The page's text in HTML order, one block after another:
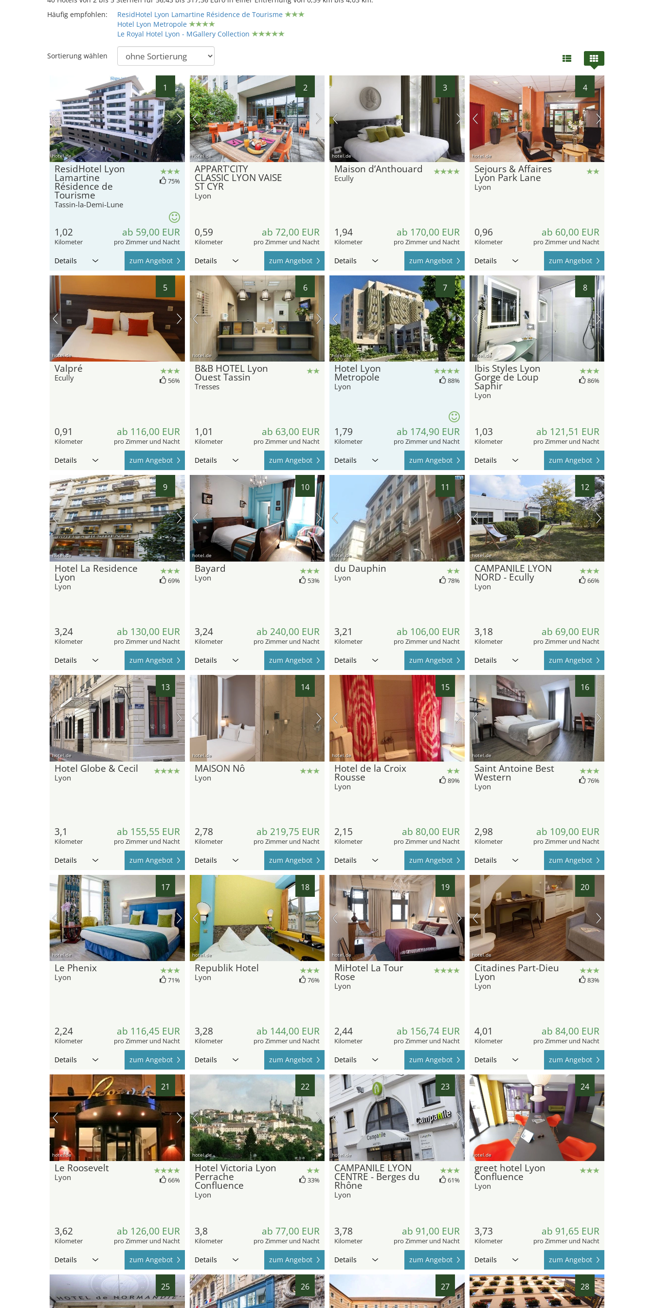
Häufig empfohlen:
ResidHotel Lyon Lamartine Résidence de Tourisme
Hotel Lyon Metropole
Le Royal Hotel Lyon - MGallery Collection
Sortierung wählen
1
hotel.de
ResidHotel Lyon
Lamartine
Résidence de
Tourisme
Tassin-la-Demi-Lune
75%
1,02
Kilometer
ab 59,00 EUR
pro Zimmer und Nacht
Details zum Angebot
2
hotel.de
APPART'CITY
CLASSIC LYON VAISE
ST CYR
Lyon
0,59
Kilometer
ab 72,00 EUR
pro Zimmer und Nacht
Details zum Angebot
3
hotel.de
Maison d’Anthouard
Ecully
1,94
Kilometer
ab 170,00 EUR
pro Zimmer und Nacht
Details zum Angebot
4
hotel.de
Sejours & Affaires
Lyon Park Lane
Lyon
0,96
Kilometer
ab 60,00 EUR
pro Zimmer und Nacht
Details zum Angebot
5
hotel.de
Valpré
Ecully 56%
0,91
Kilometer
ab 116,00 EUR
pro Zimmer und Nacht
Details zum Angebot
6
hotel.de
B&B HOTEL Lyon
Ouest Tassin
Tresses
1,01
Kilometer
ab 63,00 EUR
pro Zimmer und Nacht
Details zum Angebot
7
hotel.de
Hotel Lyon
Metropole
Lyon
88%
1,79
Kilometer
ab 174,90 EUR
pro Zimmer und Nacht
Details zum Angebot
8
hotel.de
Ibis Styles Lyon
Gorge de Loup
Saphir
Lyon
86%
1,03
Kilometer
ab 121,51 EUR
pro Zimmer und Nacht
Details zum Angebot
9
hotel.de
Hotel La Residence
Lyon
Lyon
69%
3,24
Kilometer
ab 130,00 EUR
pro Zimmer und Nacht
Details zum Angebot
10
hotel.de
Bayard
Lyon 53%
3,24
Kilometer
ab 240,00 EUR
pro Zimmer und Nacht
Details zum Angebot
11
hotel.de
du Dauphin
Lyon 78%
3,21
Kilometer
ab 106,00 EUR
pro Zimmer und Nacht
Details zum Angebot
12
hotel.de
CAMPANILE LYON
NORD - Ecully
Lyon
66%
3,18
Kilometer
ab 69,00 EUR
pro Zimmer und Nacht
Details zum Angebot
13
hotel.de
Hotel Globe & Cecil
Lyon
3,1
Kilometer
ab 155,55 EUR
pro Zimmer und Nacht
Details zum Angebot
14
hotel.de
MAISON Nô
Lyon
2,78
Kilometer
ab 219,75 EUR
pro Zimmer und Nacht
Details zum Angebot
15
hotel.de
Hotel de la Croix
Rousse
Lyon
89%
2,15
Kilometer
ab 80,00 EUR
pro Zimmer und Nacht
Details zum Angebot
16
hotel.de
Saint Antoine Best
Western
Lyon
76%
2,98
Kilometer
ab 109,00 EUR
pro Zimmer und Nacht
Details zum Angebot
17
hotel.de
Le Phenix
Lyon 71%
2,24
Kilometer
ab 116,45 EUR
pro Zimmer und Nacht
Details zum Angebot
18
hotel.de
Republik Hotel
Lyon 76%
3,28
Kilometer
ab 144,00 EUR
pro Zimmer und Nacht
Details zum Angebot
19
hotel.de
MiHotel La Tour
Rose
Lyon
2,44
Kilometer
ab 156,74 EUR
pro Zimmer und Nacht
Details zum Angebot
20
hotel.de
Citadines Part-Dieu
Lyon
Lyon
83%
4,01
Kilometer
ab 84,00 EUR
pro Zimmer und Nacht
Details zum Angebot
21
hotel.de
Le Roosevelt
Lyon 66%
3,62
Kilometer
ab 126,00 EUR
pro Zimmer und Nacht
Details zum Angebot
22
hotel.de
Hotel Victoria Lyon
Perrache
Confluence
Lyon
33%
3,8
Kilometer
ab 77,00 EUR
pro Zimmer und Nacht
Details zum Angebot
23
hotel.de
CAMPANILE LYON
CENTRE - Berges du
Rhône
Lyon
61%
3,78
Kilometer
ab 91,00 EUR
pro Zimmer und Nacht
Details zum Angebot
24
hotel.de
greet hotel Lyon
Confluence
Lyon
3,73
Kilometer
ab 91,65 EUR
pro Zimmer und Nacht
Details zum Angebot
25 26 27 28